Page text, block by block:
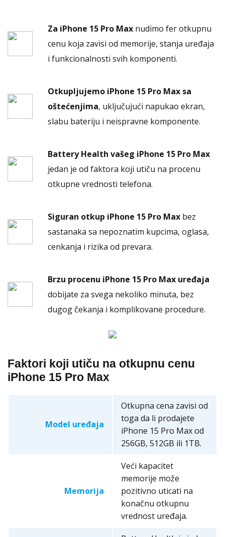
Za iPhone 15 Pro Max nudimo fer otkupnu
cenu koja zavisi od memorije, stanja uređaja
i funkcionalnosti svih komponenti.
Otkupljujemo iPhone 15 Pro Max sa
oštećenjima, uključujući napukao ekran,
slabu bateriju i neispravne komponente.
Battery Health vašeg iPhone 15 Pro Max
jedan je od faktora koji utiču na procenu
otkupne vrednosti telefona.
Siguran otkup iPhone 15 Pro Max bez
sastanaka sa nepoznatim kupcima, oglasa,
cenkanja i rizika od prevara.
Brzu procenu iPhone 15 Pro Max uređaja
dobijate za svega nekoliko minuta, bez
dugog čekanja i komplikovane procedure.
Faktori koji utiču na otkupnu cenu
iPhone 15 Pro Max
Model uređaja
Otkupna cena zavisi od
toga da li prodajete
iPhone 15 Pro Max od
256GB, 512GB ili 1TB.
Memorija
Veći kapacitet
memorije može
pozitivno uticati na
konačnu otkupnu
vrednost uređaja.